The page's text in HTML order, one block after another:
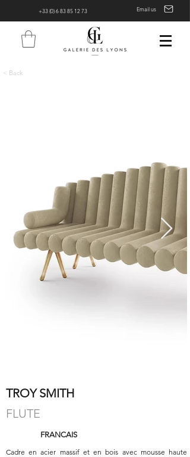
+33 (0) 6 83 85 12 73 Email us
< Back
TROY SMITH
FLUTE
FRANCAIS
Cadre en acier massif et en bois avec mousse haute